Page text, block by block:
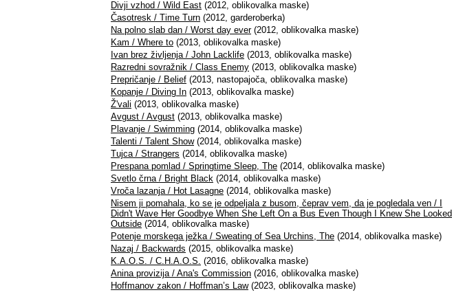
Divji vzhod / Wild East (2012, oblikovalka maske)
Časotresk / Time Turn (2012, garderoberka)
Na polno slab dan / Worst day ever(2012, oblikovalka maske)
Kam / Where to (2013, oblikovalka maske)
Ivan brez življenja / John Lacklife (2013, oblikovalka maske)
Razredni sovražnik / Class Enemy (2013, oblikovalka maske)
Prepričanje / Belief (2013, nastopajoča, oblikovalka maske)
Kopanje / Diving In (2013, oblikovalka maske)
Ž'vali (2013, oblikovalka maske)
Avgust / Avgust (2013, oblikovalka maske)
Plavanje / Swimming (2014, oblikovalka maske)
Talenti / Talent Show(2014, oblikovalka maske)
Tujca / Strangers (2014, oblikovalka maske)
Prespana pomlad / Springtime Sleep, The (2014, oblikovalka maske)
Svetlo črna / Bright Black (2014, oblikovalka maske)
Vroča lazanja / Hot Lasagne (2014, oblikovalka maske)
Nisem ji pomahala, ko se je odpeljala z busom, čeprav vem, da je pogledala ven / I
Didn't Wave Her Goodbye When She Left On a Bus Even Though I Knew She Looked
Outside (2014, oblikovalka maske)
Potenje morskega ježka / Sweating of Sea Urchins, The (2014, oblikovalka maske)
Nazaj / Backwards (2015, oblikovalka maske)
K.A.O.S. / C.H.A.O.S. (2016, oblikovalka maske)
Anina provizija / Ana's Commission (2016, oblikovalka maske)
Hoffmanov zakon / Hoffman’s Law(2023, oblikovalka maske)